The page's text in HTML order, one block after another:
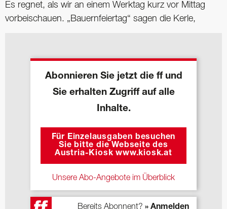
Es regnet, als wir an einem Werktag kurz vor Mittag
vorbeischauen. „Bauernfeiertag“ sagen die Kerle,
Abonnieren Sie jetzt die ff und
Sie erhalten Zugriff auf alle
Inhalte.
Für Einzelausgaben besuchen
Sie bitte die Webseite des
Austria-Kiosk www.kiosk.at
Unsere Abo-Angebote im Überblick
Bereits Abonnent?